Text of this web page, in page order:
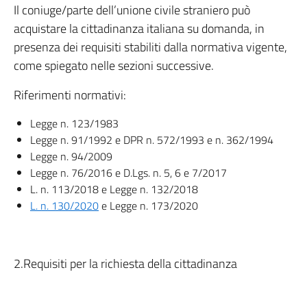
Il coniuge/parte dell’unione civile straniero può
acquistare la cittadinanza italiana su domanda, in
presenza dei requisiti stabiliti dalla normativa vigente,
come spiegato nelle sezioni successive.
Riferimenti normativi:
Legge n. 123/1983
Legge n. 91/1992 e DPR n. 572/1993 e n. 362/1994
Legge n. 94/2009
Legge n. 76/2016 e D.Lgs. n. 5, 6 e 7/2017
L. n. 113/2018 e Legge n. 132/2018
L. n. 130/2020e Legge n. 173/2020
2.Requisiti per la richiesta della cittadinanza